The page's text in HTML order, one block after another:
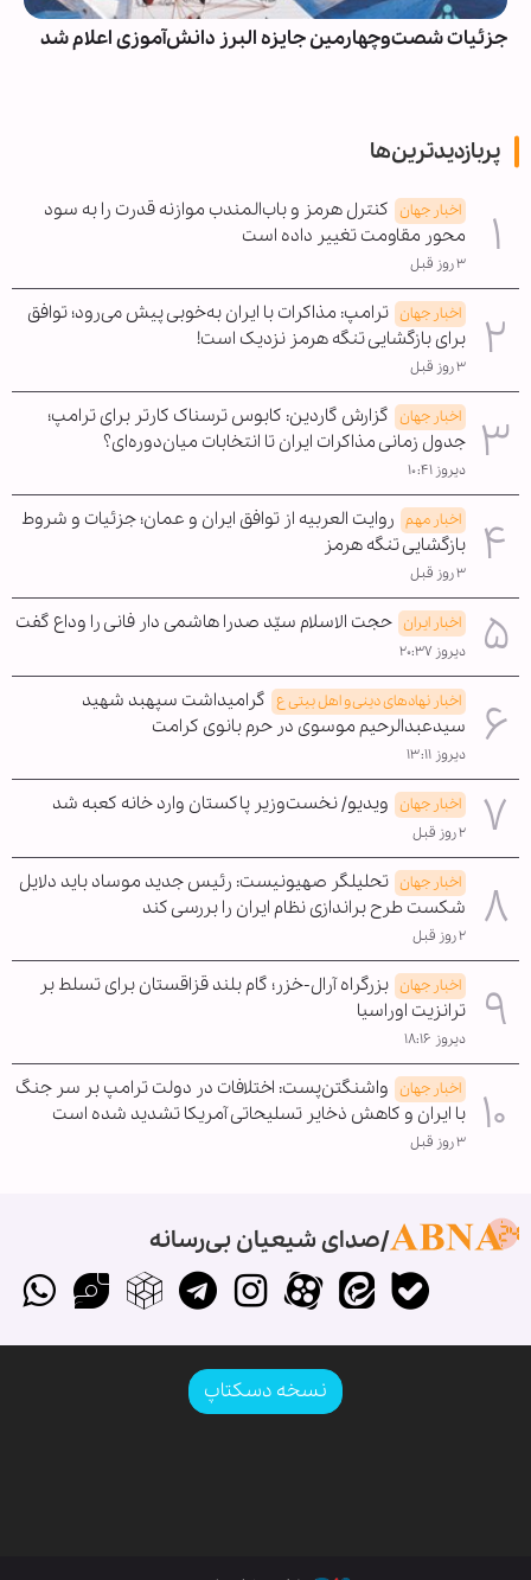
جزئیات شصت‌وچهارمین جایزه البرز دانش‌آموزی اعلام شد
پربازدیدترین‌ها
اخبار جهان کنترل هرمز و باب‌المندب موازنه قدرت را به سود
محور مقاومت تغییر داده است
۳ روز قبل
اخبار جهان ترامپ: مذاکرات با ایران به‌خوبی پیش می‌رود؛ توافق
برای بازگشایی تنگه هرمز نزدیک است!
۳ روز قبل
اخبار جهان گزارش گاردین: کابوس ترسناک کارتر برای ترامپ؛
جدول زمانی مذاکرات ایران تا انتخابات میان‌دوره‌ای؟
دیروز ۱۰:۴۱
اخبار مهم روایت العربیه از توافق ایران و عمان؛ جزئیات و شروط
بازگشایی تنگه هرمز
۳ روز قبل
اخبار ایران حجت الاسلام سیّد صدرا هاشمی دار فانی را وداع گفت
دیروز ۲۰:۳۷
اخبار نهادهای دینی و اهل بیتی ع گرامیداشت سپهبد شهید
سیدعبدالرحیم موسوی در حرم بانوی کرامت
دیروز ۱۳:۱۱
اخبار جهان ویدیو/ نخست‌وزیر پاکستان وارد خانه کعبه شد
۲ روز قبل
اخبار جهان تحلیلگر صهیونیست: رئیس جدید موساد باید دلایل
شکست طرح براندازی نظام ایران را بررسی کند
۲ روز قبل
اخبار جهان بزرگراه آرال-خزر؛ گام بلند قزاقستان برای تسلط بر
ترانزیت اوراسیا
دیروز ۱۸:۱۶
اخبار جهان واشنگتن‌پست: اختلافات در دولت ترامپ بر سر جنگ
با ایران و کاهش ذخایر تسلیحاتی آمریکا تشدید شده است
۳ روز قبل
صدای شیعیان بی‌رسانه
نسخه دسکتاپ